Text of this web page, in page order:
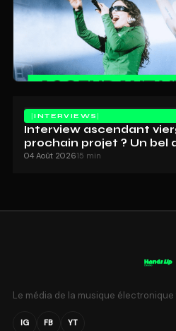
INTERVIEWS
Interview ascendant
prochain projet ? Un bel
04 Août 202615 min
Le média de la musique
IG FB YT